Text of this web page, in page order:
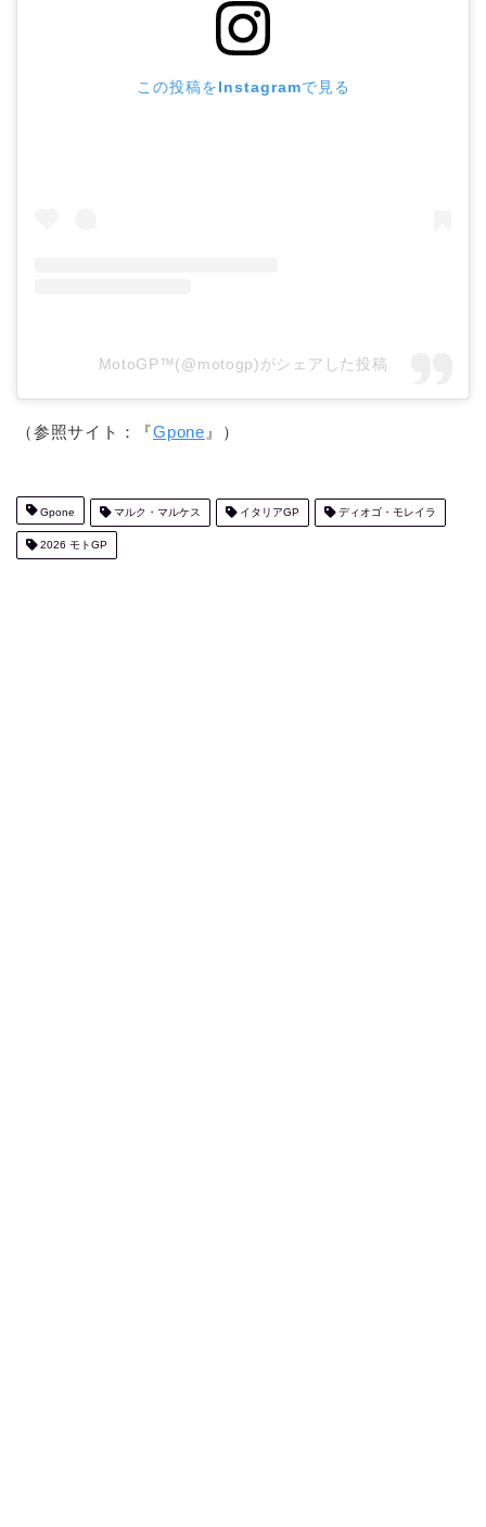
この投稿をInstagramで見る
MotoGP™(@motogp)がシェアした投稿
（参照サイト：『Gpone 』）
Gpone マルク・マルケス イタリアGP ディオゴ・モレイラ
2026 モトGP